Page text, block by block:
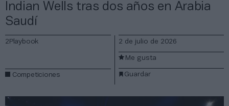
Indian Wells tras dos años en Arabia
Saudí
2Playbook
Competiciones
2 de julio de 2026
Guardar
Me gusta